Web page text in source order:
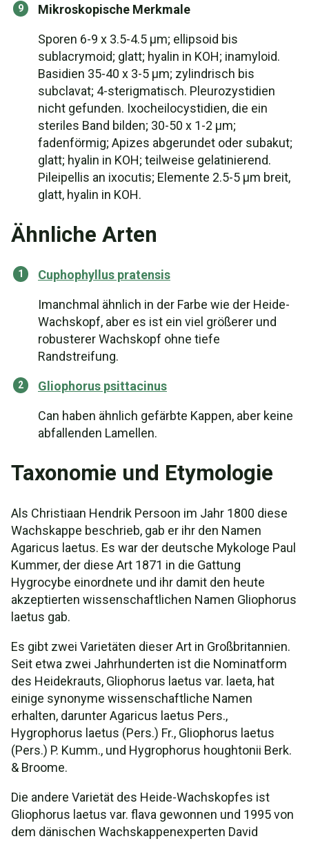
Mikroskopische Merkmale
Sporen 6-9 x 3.5-4.5 µm; ellipsoid bis
sublacrymoid; glatt; hyalin in KOH; inamyloid.
Basidien 35-40 x 3-5 µm; zylindrisch bis
subclavat; 4-sterigmatisch. Pleurozystidien
nicht gefunden. Ixocheilocystidien, die ein
steriles Band bilden; 30-50 x 1-2 µm;
fadenförmig; Apizes abgerundet oder subakut;
glatt; hyalin in KOH; teilweise gelatinierend.
Pileipellis an ixocutis; Elemente 2.5-5 µm breit,
glatt, hyalin in KOH.
Ähnliche Arten
Cuphophyllus pratensis
Іmanchmal ähnlich in der Farbe wie der Heide-
Wachskopf, aber es ist ein viel größerer und
robusterer Wachskopf ohne tiefe
Randstreifung.
Gliophorus psittacinus
Сan haben ähnlich gefärbte Kappen, aber keine
abfallenden Lamellen.
Taxonomie und Etymologie
Als Christiaan Hendrik Persoon im Jahr 1800 diese
Wachskappe beschrieb, gab er ihr den Namen
Agaricus laetus. Es war der deutsche Mykologe Paul
Kummer, der diese Art 1871 in die Gattung
Hygrocybe einordnete und ihr damit den heute
akzeptierten wissenschaftlichen Namen Gliophorus
laetus gab.
Es gibt zwei Varietäten dieser Art in Großbritannien.
Seit etwa zwei Jahrhunderten ist die Nominatform
des Heidekrauts, Gliophorus laetus var. laeta, hat
einige synonyme wissenschaftliche Namen
erhalten, darunter Agaricus laetus Pers.,
Hygrophorus laetus (Pers.) Fr., Gliophorus laetus
(Pers.) P. Kumm., und Hygrophorus houghtonii Berk.
& Broome.
Die andere Varietät des Heide-Wachskopfes ist
Gliophorus laetus var. flava gewonnen und 1995 von
dem dänischen Wachskappenexperten David